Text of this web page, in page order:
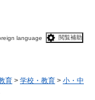
language 閲覧補助
育 > 学校・教育 > 小・中